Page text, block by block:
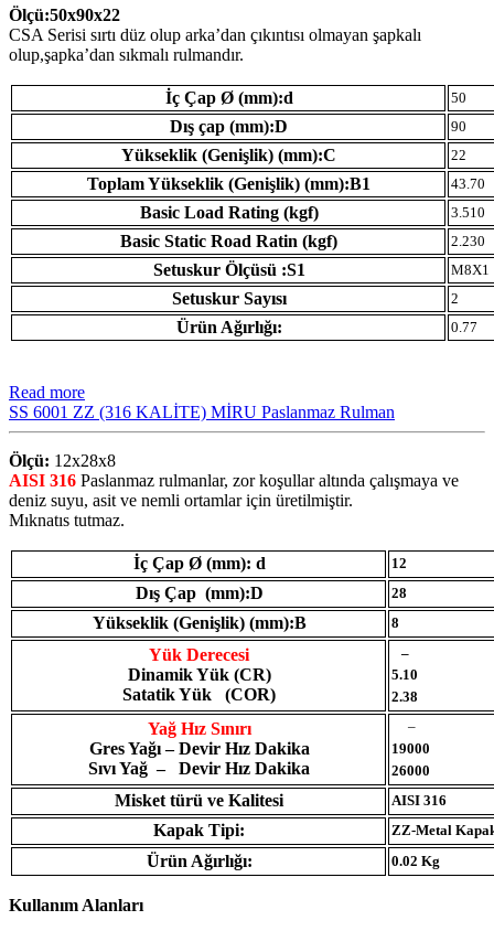
Ölçü:50x90x22
CSA Serisi sırtı düz olup arka’dan çıkıntısı olmayan şapkalı
olup,şapka’dan sıkmalı rulmandır.
İç Çap Ø (mm):d 50
Dış çap (mm):D 90
Yükseklik (Genişlik) (mm):C 22
Toplam Yükseklik (Genişlik) (mm):B1 43.70
Basic Load Rating (kgf) 3.510
Basic Static Road Ratin (kgf) 2.230
Setuskur Ölçüsü :S1 M8X1
Setuskur Sayısı 2
Ürün Ağırlığı: 0.77
Read more
SS 6001 ZZ (316 KALİTE) MİRU Paslanmaz Rulman
Ölçü: 12x28x8
AISI 316 Paslanmaz rulmanlar, zor koşullar altında çalışmaya ve
deniz suyu, asit ve nemli ortamlar için üretilmiştir.
Mıknatıs tutmaz.
İç Çap Ø (mm): d 12
Dış Çap (mm):D 28
Yükseklik (Genişlik) (mm):B 8
Yük Derecesi
Dinamik Yük (CR)
Satatik Yük (COR)
–
5.10
2.38
Yağ Hız Sınırı
Gres Yağı – Devir Hız Dakika
Sıvı Yağ – Devir Hız Dakika
–
19000
26000
Misket türü ve Kalitesi AISI 316
Kapak Tipi: ZZ-Metal
Ürün Ağırlığı: 0.02 Kg
Kullanım Alanları